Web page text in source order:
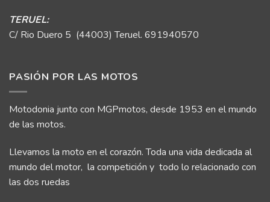
TERUEL:
C/ Rio Duero 5 (44003) Teruel. 691940570
PASIÓN POR LAS MOTOS
Motodonia junto con MGPmotos, desde 1953 en el mundo
de las motos.
Llevamos la moto en el corazón. Toda una vida dedicada al
mundo del motor, la competición y todo lo relacionado con
las dos ruedas